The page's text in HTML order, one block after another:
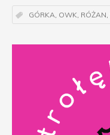
GÓRKA, OWK, RÓŻAN,